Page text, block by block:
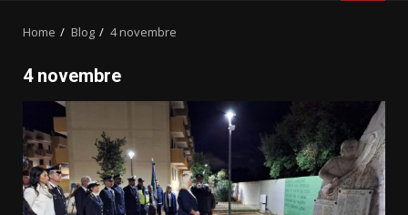
Home Blog 4 novembre
4 novembre